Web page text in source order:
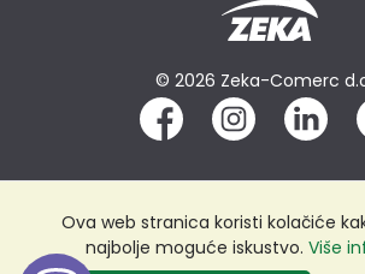
© 2026 Zeka-Comerc
Ova web stranica koristi kolačiće
najbolje moguće iskustvo. Više